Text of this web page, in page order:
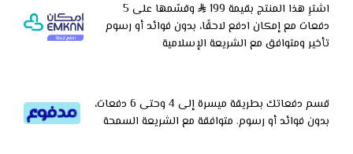
اشترِ هذا المنتج بقيمة 199
وقسّمها على 5
دفعات مع إمكان ادفع لاحقًا، بدون فوائد أو رسوم
تأخير ومتوافق مع الشريعة الإسلامية
قسم دفعاتك بطريقة ميسرة إلى 4 وحتى 6 دفعات،
بدون فوائد أو رسوم. متوافقة مع الشريعة السمحة